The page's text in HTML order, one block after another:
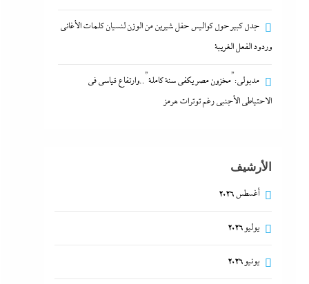
جدل كبير حول كواليس حفل شيرين من الوزن لنسيان كلمات الأغانى
وردود الفعل الغريبة
مدبولي:”مخزون مصر يكفي سنة كاملة”..وارتفاع قياسي في
الاحتياطي الأجنبي رغم توترات هرمز
الأرشيف
أغسطس 2026
يوليو 2026
يونيو 2026